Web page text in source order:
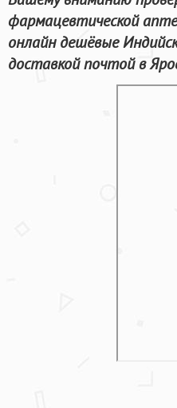
фармацевтической
онлайн дешёвые
доставкой почтой в